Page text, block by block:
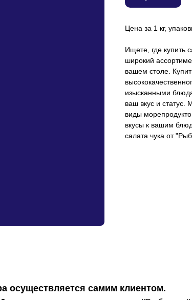
Цена за 1 кг,
Ищете, где купить
широкий
вашем столе.
изысканными
ваш вкус и
виды
вкусы к вашим
салата чука от
осуществляется самим клиентом.